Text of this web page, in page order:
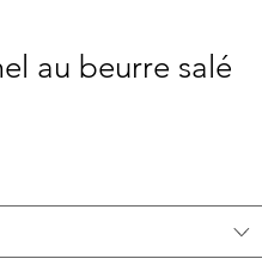
au beurre salé